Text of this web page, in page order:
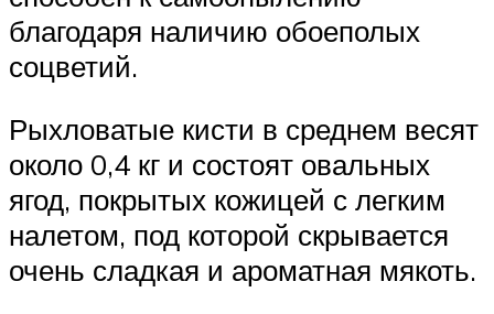
благодаря наличию обоеполых
соцветий.
Рыхловатые кисти в среднем весят
около 0,4 кг и состоят овальных
ягод, покрытых кожицей с легким
налетом, под которой скрывается
очень сладкая и ароматная мякоть.